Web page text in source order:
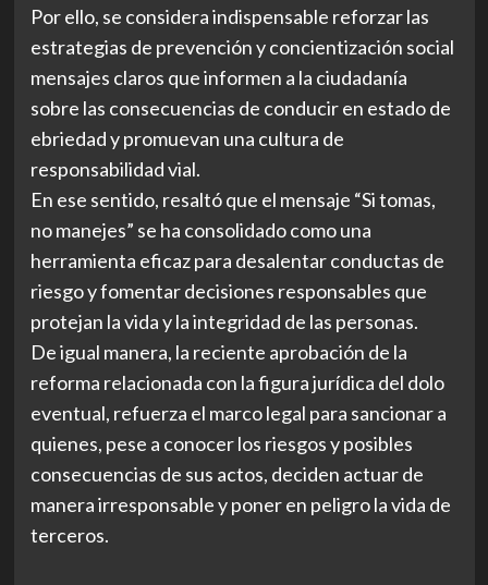
Por ello, se considera indispensable reforzar las
estrategias de prevención y concientización social
mensajes claros que informen a la ciudadanía
sobre las consecuencias de conducir en estado de
ebriedad y promuevan una cultura de
responsabilidad vial.
En ese sentido, resaltó que el mensaje “Si tomas,
no manejes” se ha consolidado como una
herramienta eficaz para desalentar conductas de
riesgo y fomentar decisiones responsables que
protejan la vida y la integridad de las personas.
De igual manera, la reciente aprobación de la
reforma relacionada con la figura jurídica del dolo
eventual, refuerza el marco legal para sancionar a
quienes, pese a conocer los riesgos y posibles
consecuencias de sus actos, deciden actuar de
manera irresponsable y poner en peligro la vida de
terceros.